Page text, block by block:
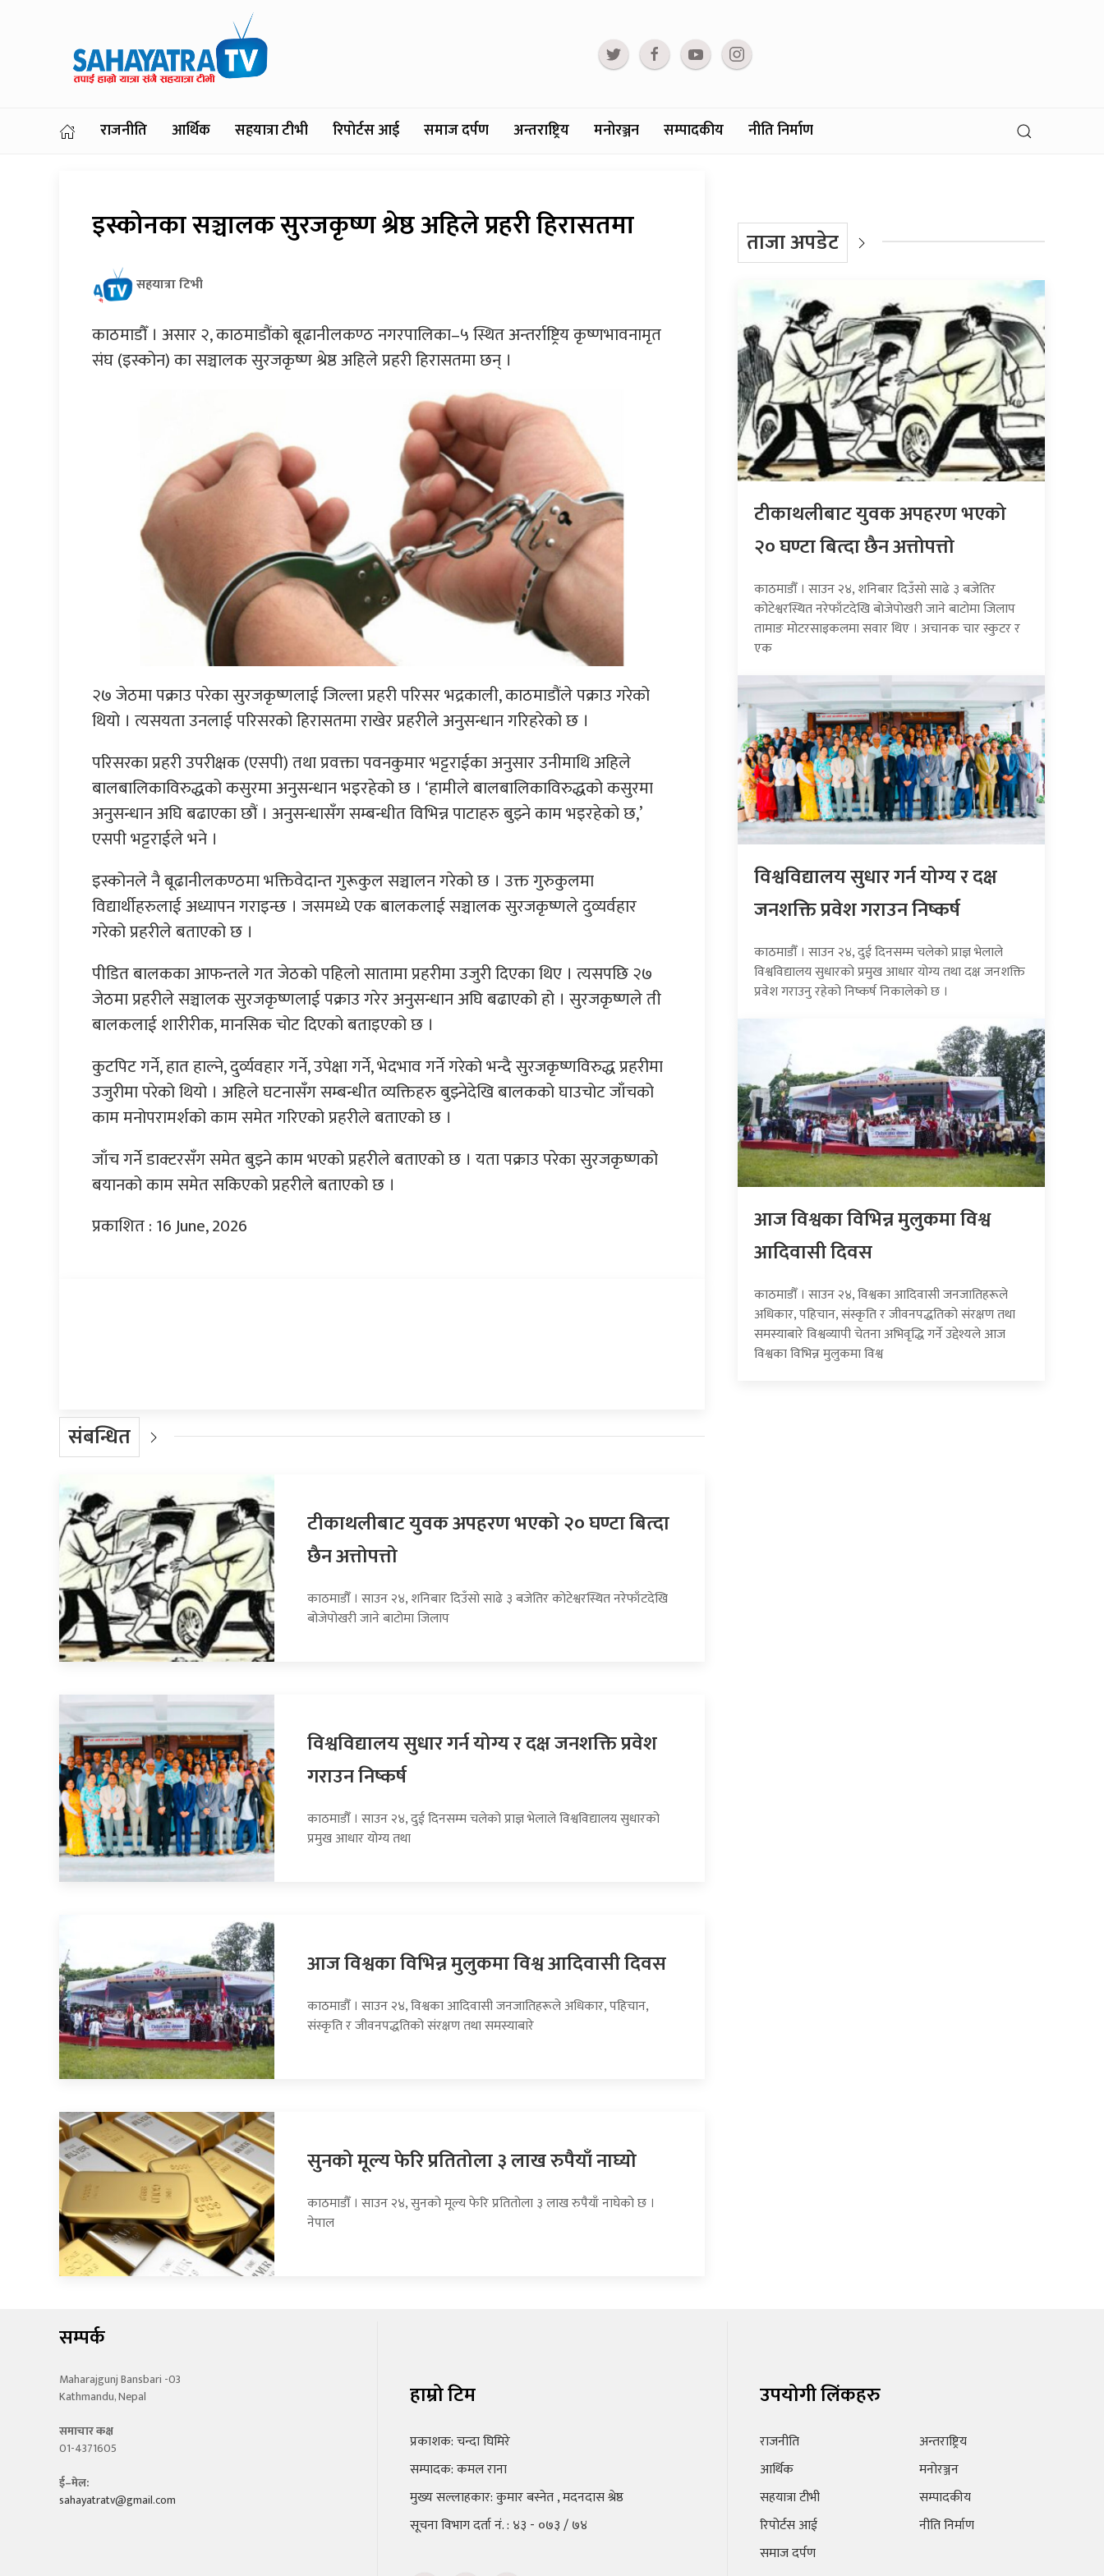
राजनीति आर्थिक सहयात्रा टीभी रिपोर्टस आई समाज दर्पण अन्तराष्ट्रिय मनोरञ्जन सम्पादकीय नीति निर्माण
इस्कोनका सञ्चालक सुरजकृष्ण श्रेष्ठ अहिले प्रहरी हिरासतमा
सहयात्रा टिभी
काठमाडौँ । असार २, काठमाडौंको बूढानीलकण्ठ नगरपालिका–५ स्थित अन्तर्राष्ट्रिय कृष्णभावनामृत
संघ (इस्कोन) का सञ्चालक सुरजकृष्ण श्रेष्ठ अहिले प्रहरी हिरासतमा छन् ।
२७ जेठमा पक्राउ परेका सुरजकृष्णलाई जिल्ला प्रहरी परिसर भद्रकाली, काठमाडौंले पक्राउ गरेको
थियो । त्यसयता उनलाई परिसरको हिरासतमा राखेर प्रहरीले अनुसन्धान गरिहरेको छ ।
परिसरका प्रहरी उपरीक्षक (एसपी) तथा प्रवक्ता पवनकुमार भट्टराईका अनुसार उनीमाथि अहिले
बालबालिकाविरुद्धको कसुरमा अनुसन्धान भइरहेको छ । ‘हामीले बालबालिकाविरुद्धको कसुरमा
अनुसन्धान अघि बढाएका छौं । अनुसन्धासँग सम्बन्धीत विभिन्न पाटाहरु बुझ्ने काम भइरहेको छ,’
एसपी भट्टराईले भने ।
इस्कोनले नै बूढानीलकण्ठमा भक्तिवेदान्त गुरूकुल सञ्चालन गरेको छ । उक्त गुरुकुलमा
विद्यार्थीहरुलाई अध्यापन गराइन्छ । जसमध्ये एक बालकलाई सञ्चालक सुरजकृष्णले दुव्यर्वहार
गरेको प्रहरीले बताएको छ ।
पीडित बालकका आफन्तले गत जेठको पहिलो सातामा प्रहरीमा उजुरी दिएका थिए । त्यसपछि २७
जेठमा प्रहरीले सञ्चालक सुरजकृष्णलाई पक्राउ गरेर अनुसन्धान अघि बढाएको हो । सुरजकृष्णले ती
बालकलाई शारीरीक, मानसिक चोट दिएको बताइएको छ ।
कुटपिट गर्ने, हात हाल्ने, दुर्व्यवहार गर्ने, उपेक्षा गर्ने, भेदभाव गर्ने गरेको भन्दै सुरजकृष्णविरुद्ध प्रहरीमा
उजुरीमा परेको थियो । अहिले घटनासँग सम्बन्धीत व्यक्तिहरु बुझ्नेदेखि बालकको घाउचोट जाँचको
काम मनोपरामर्शको काम समेत गरिएको प्रहरीले बताएको छ ।
जाँच गर्ने डाक्टरसँग समेत बुझ्ने काम भएको प्रहरीले बताएको छ । यता पक्राउ परेका सुरजकृष्णको
बयानको काम समेत सकिएको प्रहरीले बताएको छ ।
प्रकाशित : 16 June, 2026
संबन्धित
टीकाथलीबाट युवक अपहरण भएको २० घण्टा बित्दा
छैन अत्तोपत्तो
काठमाडौँ । साउन २४, शनिबार दिउँसो साढे ३ बजेतिर कोटेश्वरस्थित नरेफाँटदेखि
बोजेपोखरी जाने बाटोमा जिलाप
विश्वविद्यालय सुधार गर्न योग्य र दक्ष जनशक्ति प्रवेश
गराउन निष्कर्ष
काठमाडौँ । साउन २४, दुई दिनसम्म चलेको प्राज्ञ भेलाले विश्वविद्यालय सुधारको
प्रमुख आधार योग्य तथा
आज विश्वका विभिन्न मुलुकमा विश्व आदिवासी दिवस
काठमाडौँ । साउन २४, विश्वका आदिवासी जनजातिहरूले अधिकार, पहिचान,
संस्कृति र जीवनपद्धतिको संरक्षण तथा समस्याबारे
सुनको मूल्य फेरि प्रतितोला ३ लाख रुपैयाँ नाघ्यो
काठमाडौँ । साउन २४, सुनको मूल्य फेरि प्रतितोला ३ लाख रुपैयाँ नाघेको छ ।
नेपाल
ताजा अपडेट
टीकाथलीबाट युवक अपहरण भएको
२० घण्टा बित्दा छैन अत्तोपत्तो
काठमाडौँ । साउन २४, शनिबार दिउँसो साढे ३ बजेतिर
कोटेश्वरस्थित नरेफाँटदेखि बोजेपोखरी जाने बाटोमा जिलाप
तामाङ मोटरसाइकलमा सवार थिए । अचानक चार स्कुटर र
एक
विश्वविद्यालय सुधार गर्न योग्य र दक्ष
जनशक्ति प्रवेश गराउन निष्कर्ष
काठमाडौँ । साउन २४, दुई दिनसम्म चलेको प्राज्ञ भेलाले
विश्वविद्यालय सुधारको प्रमुख आधार योग्य तथा दक्ष जनशक्ति
प्रवेश गराउनु रहेको निष्कर्ष निकालेको छ ।
आज विश्वका विभिन्न मुलुकमा विश्व
आदिवासी दिवस
काठमाडौँ । साउन २४, विश्वका आदिवासी जनजातिहरूले
अधिकार, पहिचान, संस्कृति र जीवनपद्धतिको संरक्षण तथा
समस्याबारे विश्वव्यापी चेतना अभिवृद्धि गर्ने उद्देश्यले आज
विश्वका विभिन्न मुलुकमा विश्व
सम्पर्क
Maharajgunj Bansbari -03
Kathmandu, Nepal
समाचार कक्ष
01-4371605
ई–मेल:
sahayatratv@gmail.com
हाम्रो टिम
प्रकाशक: चन्दा घिमिरे
सम्पादक: कमल राना
मुख्य सल्लाहकार: कुमार बस्नेत , मदनदास श्रेष्ठ
सूचना विभाग दर्ता नं. : ४३ - ०७३ / ७४
उपयोगी लिंकहरु
राजनीति
आर्थिक
सहयात्रा टीभी
रिपोर्टस आई
समाज दर्पण
अन्तराष्ट्रिय
मनोरञ्जन
सम्पादकीय
नीति निर्माण